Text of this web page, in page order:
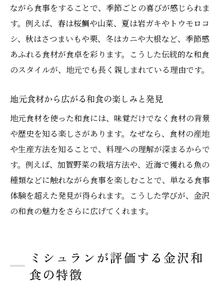
ながら食事をすることで、季節ごとの喜びが感じられま
す。例えば、春は桜鯛や山菜、夏は岩ガキやトウモロコ
シ、秋はさつまいもや栗、冬はカニや大根など、季節感
あふれる食材が食卓を彩ります。こうした伝統的な和食
のスタイルが、地元でも長く親しまれている理由です。
地元食材から広がる和食の楽しみと発見
地元食材を使った和食には、味覚だけでなく食材の背景
や歴史を知る楽しさがあります。なぜなら、食材の産地
や生産方法を知ることで、料理への理解が深まるからで
す。例えば、加賀野菜の栽培方法や、近海で獲れる魚の
種類などに触れながら食事を楽しむことで、単なる食事
体験を超えた発見が得られます。こうした学びが、金沢
の和食の魅力をさらに広げてくれます。
ミシュランが評価する金沢和
食の特徴